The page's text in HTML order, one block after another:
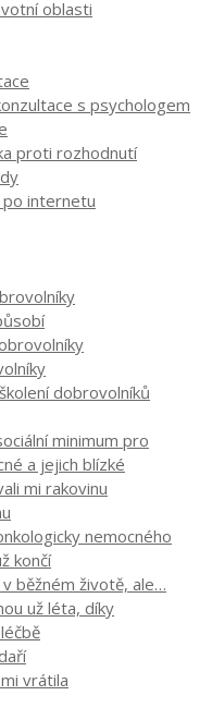
oblasti
s psychologem
proti rozhodnutí
internetu
dobrovolníků
minimum pro
a jejich blízké
mi rakovinu
nemocného
končí
běžném životě, ale…
už léta, díky
vrátila